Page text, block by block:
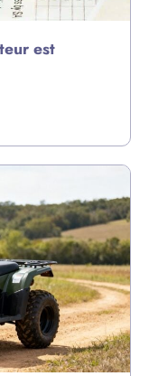
est